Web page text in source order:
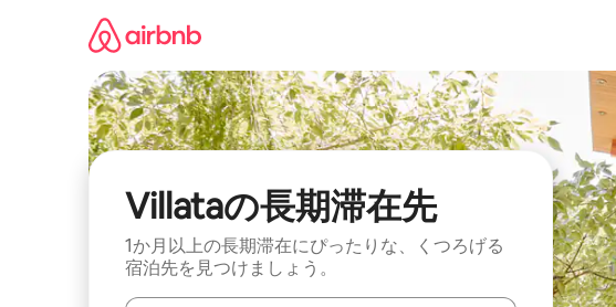
Villataの長期滞在先
1か月以上の長期滞在にぴったりな、くつろげる
宿泊先を見つけましょう。